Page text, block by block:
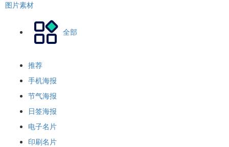
图片素材
全部
推荐
手机海报
节气海报
日签海报
电子名片
印刷名片